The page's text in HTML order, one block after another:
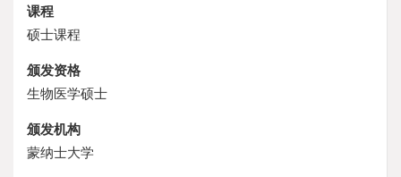
课程
硕士课程
颁发资格
生物医学硕士
颁发机构
蒙纳士大学